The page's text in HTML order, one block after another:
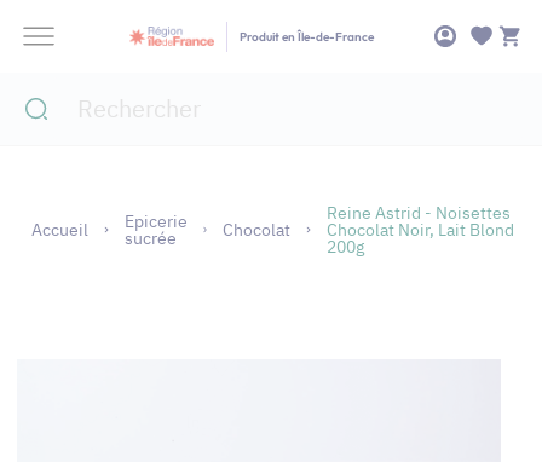
Produit en Île-de-France
Accueil Epicerie
sucrée Chocolat
Reine Astrid - Noisettes
Chocolat Noir, Lait Blond
200g